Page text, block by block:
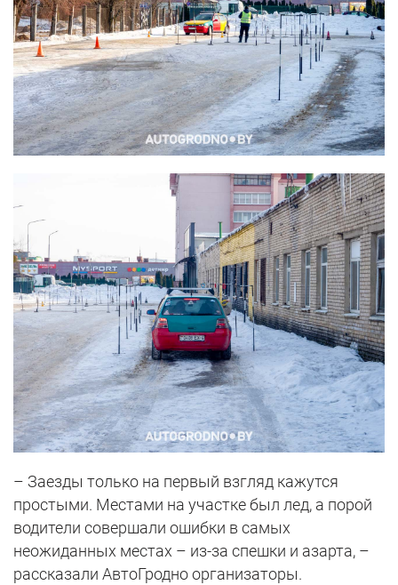
– Заезды только на первый взгляд кажутся
простыми. Местами на участке был лед, а порой
водители совершали ошибки в самых
неожиданных местах – из-за спешки и азарта, –
рассказали АвтоГродно организаторы.